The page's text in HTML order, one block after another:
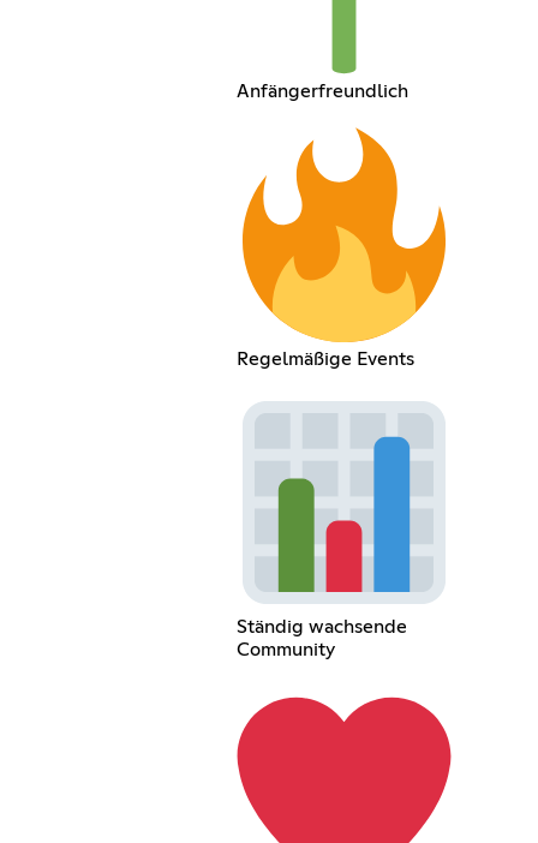
Anfängerfreundlich
Regelmäßige Events
Ständig wachsende
Community